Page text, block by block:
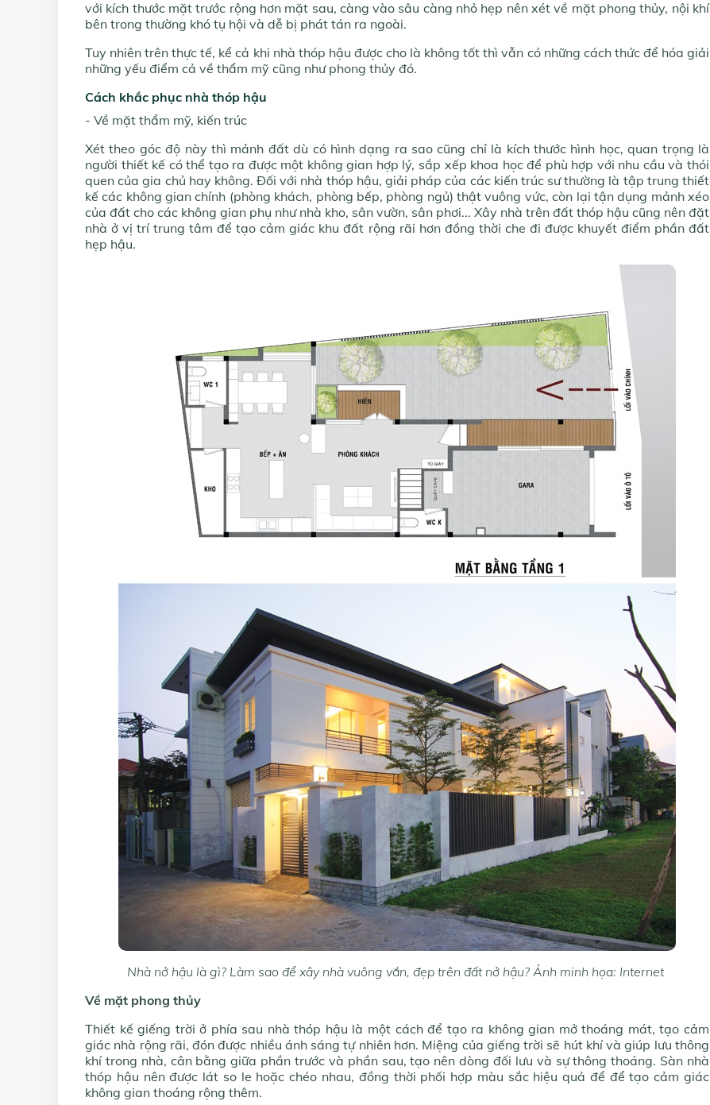
với kích thước mặt trước rộng hơn mặt sau, càng vào sâu càng nhỏ hẹp nên xét về mặt phong thủy, nội khí
bên trong thường khó tụ hội và dễ bị phát tán ra ngoài.
Tuy nhiên trên thực tế, kể cả khi nhà thóp hậu được cho là không tốt thì vẫn có những cách thức để hóa giải
những yếu điểm cả về thẩm mỹ cũng như phong thủy đó.
Cách khắc phục nhà thóp hậu
- Về mặt thẩm mỹ, kiến trúc
Xét theo góc độ này thì mảnh đất dù có hình dạng ra sao cũng chỉ là kích thước hình học, quan trọng là
người thiết kế có thể tạo ra được một không gian hợp lý, sắp xếp khoa học để phù hợp với nhu cầu và thói
quen của gia chủ hay không. Đối với nhà thóp hậu, giải pháp của các kiến trúc sư thường là tập trung thiết
kế các không gian chính (phòng khách, phòng bếp, phòng ngủ) thật vuông vức, còn lại tận dụng mảnh xéo
của đất cho các không gian phụ như nhà kho, sân vườn, sân phơi... Xây nhà trên đất thóp hậu cũng nên đặt
nhà ở vị trí trung tâm để tạo cảm giác khu đất rộng rãi hơn đồng thời che đi được khuyết điểm phần đất
hẹp hậu.
Nhà nở hậu là gì? Làm sao để xây nhà vuông vắn, đẹp trên đất nở hậu? Ảnh minh họa: Internet
Về mặt phong thủy
Thiết kế giếng trời ở phía sau nhà thóp hậu là một cách để tạo ra không gian mở thoáng mát, tạo cảm
giác nhà rộng rãi, đón được nhiều ánh sáng tự nhiên hơn. Miệng của giếng trời sẽ hút khí và giúp lưu thông
khí trong nhà, cân bằng giữa phần trước và phần sau, tạo nên dòng đối lưu và sự thông thoáng. Sàn nhà
thóp hậu nên được lát so le hoặc chéo nhau, đồng thời phối hợp màu sắc hiệu quả để để tạo cảm giác
không gian thoáng rộng thêm.